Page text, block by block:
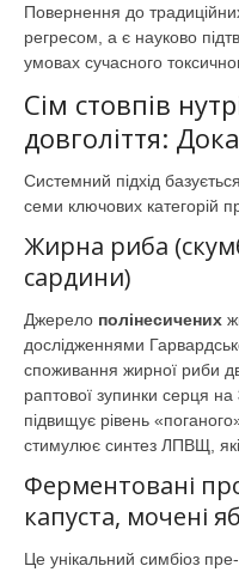
Повернення до
регресом, а є науково
умовах сучасного
Сім стовпів
довголіття:
Системний підхід
семи ключових категорій
Жирна риба
сардини)
Джерело полінесичених
дослідженнями
споживання жирної риби
раптової зупинки серця на
підвищує рівень
стимулює синтез ЛПВЩ,
Ферментовані
капуста, мочені
Це унікальний симбіоз